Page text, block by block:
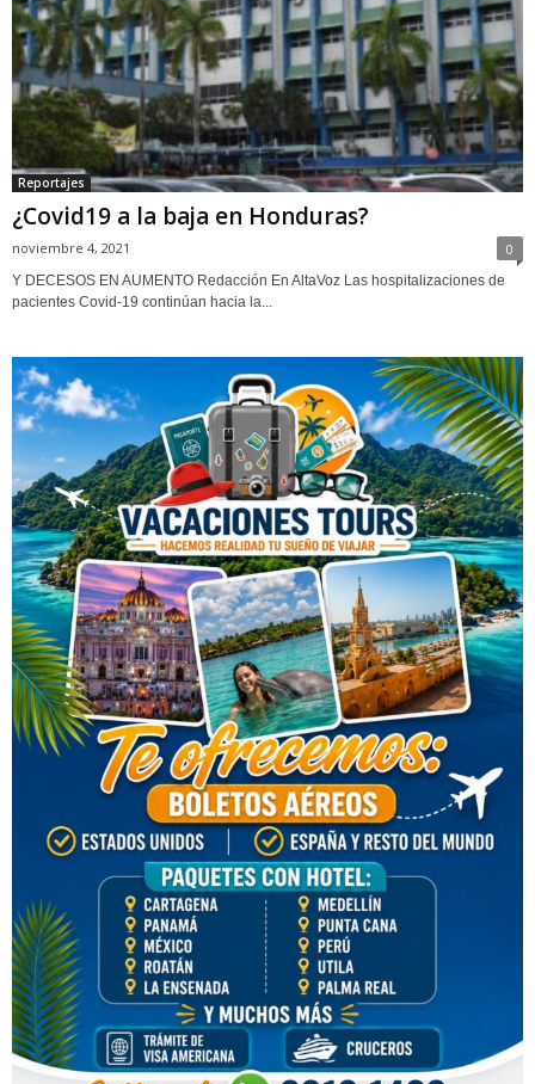
Reportajes
¿Covid19 a la baja en Honduras?
noviembre 4, 2021 0
Y DECESOS EN AUMENTO Redacción En AltaVoz Las hospitalizaciones de
pacientes Covid-19 continúan hacia la...